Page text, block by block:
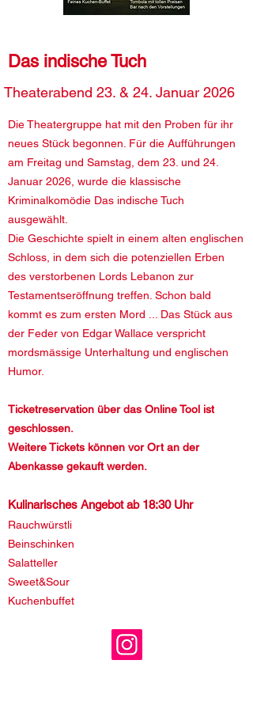
Das indische Tuch
Theaterabend 23. & 24. Januar 2026
Die Theatergruppe hat mit den Proben für ihr
neues Stück begonnen. Für die Aufführungen
am Freitag und Samstag, dem 23. und 24.
Januar 2026, wurde die klassische
Kriminalkomödie Das indische Tuch
ausgewählt.
Die Geschichte spielt in einem alten englischen
Schloss, in dem sich die potenziellen Erben
des verstorbenen Lords Lebanon zur
Testamentseröffnung treffen. Schon bald
kommt es zum ersten Mord ... Das Stück aus
der Feder von Edgar Wallace verspricht
mordsmässige Unterhaltung und englischen
Humor.
Ticketreservation über das Online Tool ist
geschlossen.
Weitere Tickets können vor Ort an der
Abenkasse gekauft werden.
Kulinarisches Angebot ab 18:30 Uhr
Rauchwürstli
Beinschinken
Salatteller
Sweet&Sour
Kuchenbuffet